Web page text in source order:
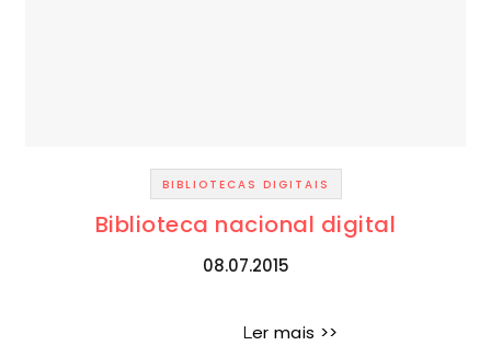
BIBLIOTECAS DIGITAIS
Biblioteca nacional digital
08.07.2015
Ler mais >>